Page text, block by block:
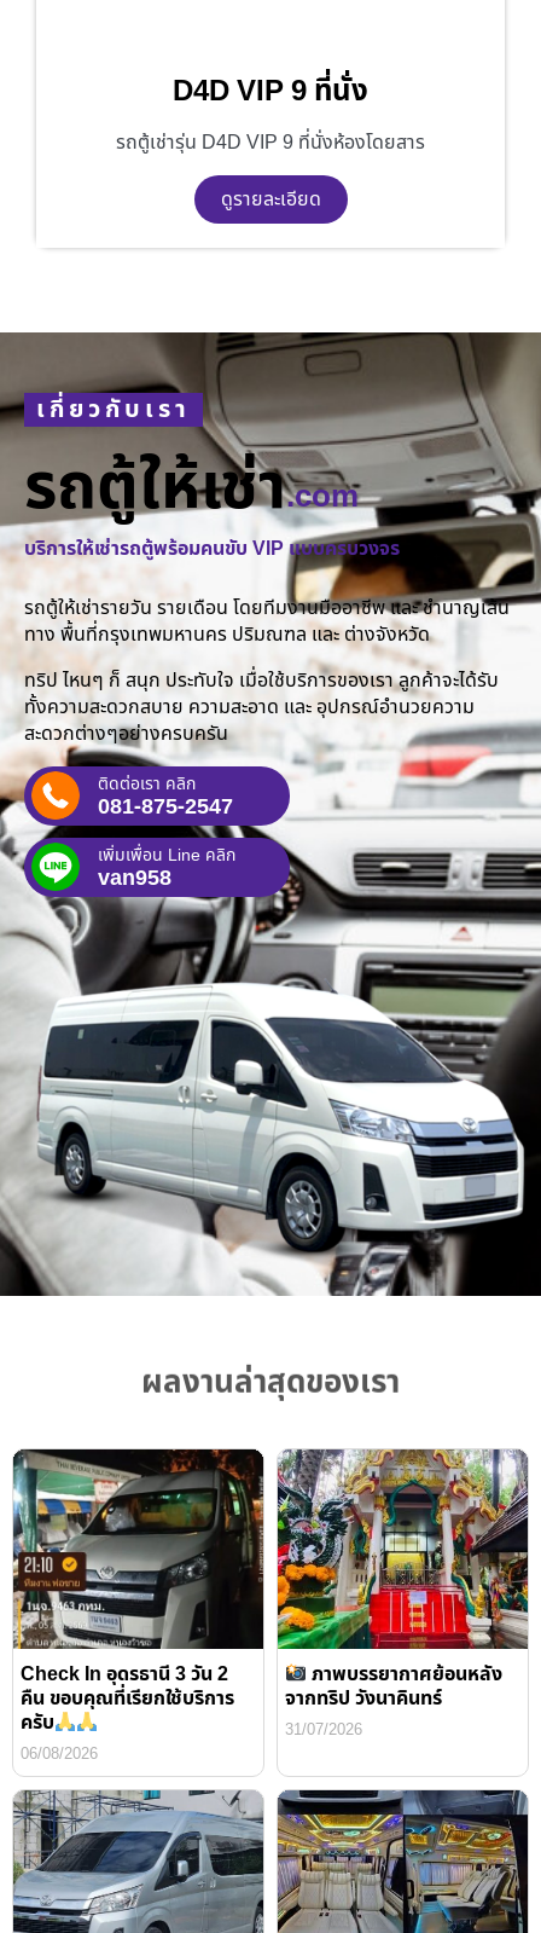
D4D VIP 9 ที่นั่ง
รถตู้เช่ารุ่น D4D VIP 9 ที่นั่งห้องโดยสาร
ดูรายละเอียด
เกี่ยวกับเรา
รถตู้ให้เช่า.com
บริการให้เช่ารถตู้พร้อมคนขับ VIP แบบครบวงจร
รถตู้ให้เช่ารายวัน รายเดือน โดยทีมงานมืออาชีพ และ ชำนาญเส้น
ทาง พื้นที่กรุงเทพมหานคร ปริมณฑล และ ต่างจังหวัด
ทริป ไหนๆ ก็ สนุก ประทับใจ เมื่อใช้บริการของเรา ลูกค้าจะได้รับ
ทั้งความสะดวกสบาย ความสะอาด และ อุปกรณ์อำนวยความ
สะดวกต่างๆอย่างครบครัน
ติดต่อเรา คลิก
081-875-2547
เพิ่มเพื่อน Line คลิก
van958
ผลงานล่าสุดของเรา
Check In อุดรธานี 3 วัน 2
คืน ขอบคุณที่เรียกใช้บริการ
ครับ
06/08/2026
ภาพบรรยากาศย้อนหลัง
จากทริป วังนาคินทร์
31/07/2026